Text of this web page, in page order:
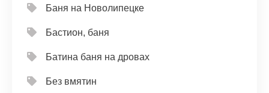
Баня на Новолипецке
Бастион, баня
Батина баня на дровах
Без вмятин